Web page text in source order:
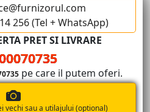
256 (Tel + WhatsApp)
PRET SI LIVRARE
pe care il putem oferi.
vechi sau a utilajului (optional)